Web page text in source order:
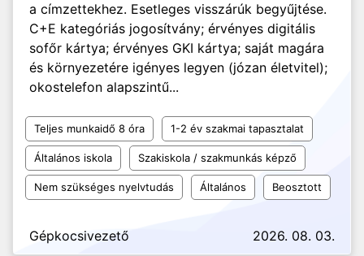
a címzettekhez. Esetleges visszárúk begyűjtése.
C+E kategóriás jogosítvány; érvényes digitális
sofőr kártya; érvényes GKI kártya; saját magára
és környezetére igényes legyen (józan életvitel);
okostelefon alapszintű...
Teljes munkaidő 8 óra 1-2 év szakmai tapasztalat
Általános iskola Szakiskola / szakmunkás képző
Nem szükséges nyelvtudás Általános Beosztott
Gépkocsivezető 2026. 08. 03.